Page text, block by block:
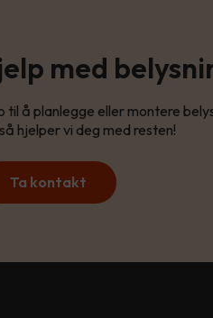
med
til å planlegge eller montere
hjelper vi deg med resten!
Ta kontakt